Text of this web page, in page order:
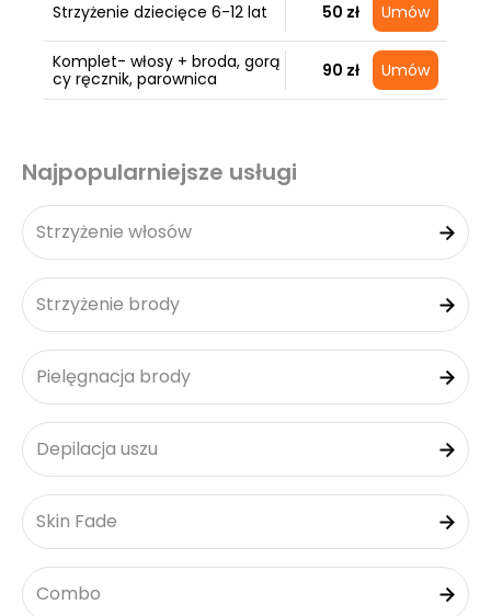
Strzyżenie dziecięce 6-12 lat 50 zł Umów
Komplet- włosy + broda, gorą
cy ręcznik, parownica
90 zł Umów
Najpopularniejsze usługi
Strzyżenie włosów
Strzyżenie brody
Pielęgnacja brody
Depilacja uszu
Skin Fade
Combo